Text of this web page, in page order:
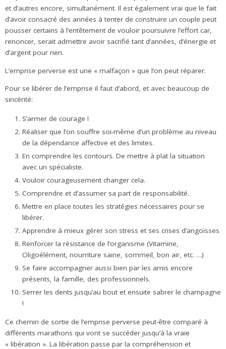
et d’autres encore, simultanément. Il est également vrai que le fait
d’avoir consacré des années à tenter de construire un couple peut
pousser certains à l’entêtement de vouloir poursuivre l’effort car,
renoncer, serait admettre avoir sacrifié tant d’années, d’énergie et
d’argent pour rien.
L’emprise perverse est une « malfaçon » que l’on peut réparer.
Pour se libérer de l’emprise il faut d’abord, et avec beaucoup de
sincérité:
S’armer de courage !
Réaliser que l’on souffre soi-même d’un problème au niveau
de la dépendance affective et des limites.
En comprendre les contours. De mettre à plat la situation
avec un spécialiste.
Vouloir courageusement changer cela.
Comprendre et d’assumer sa part de responsabilité.
Mettre en place toutes les stratégies nécessaires pour se
libérer.
Apprendre à mieux gérer son stress et ses crises d’angoisses
Renforcer la résistance de l’organisme (Vitamine,
Oligoélément, nourriture saine, sommeil, bon air, etc. …)
Se faire accompagner aussi bien par les amis encore
présents, la famille, des professionnels.
Serrer les dents jusqu’au bout et ensuite sabrer le champagne
!
Ce chemin de sortie de l’emprise perverse peut-être comparé à
différents marathons qui vont se succéder jusqu’à la vraie
« libération ». La libération passe par la compréhension et